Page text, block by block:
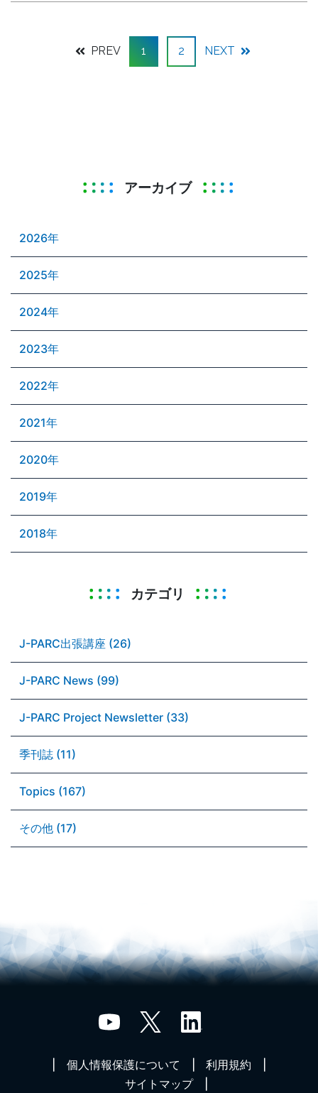
PREV 1 2 NEXT
アーカイブ
2026年
2025年
2024年
2023年
2022年
2021年
2020年
2019年
2018年
カテゴリ
J-PARC出張講座 (26)
J-PARC News (99)
J-PARC Project Newsletter (33)
季刊誌 (11)
Topics (167)
その他 (17)
個人情報保護について
利用規約
サイトマップ